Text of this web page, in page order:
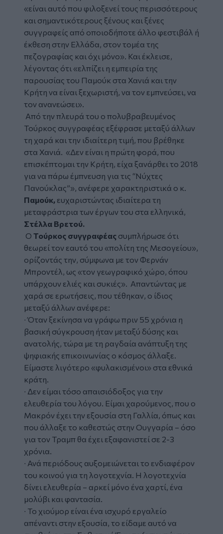
«είναι αυτό που φιλοξενεί τους περισσότερους
και σημαντικότερους ξένους και ξένες
συγγραφείς από οποιοδήποτε άλλο φεστιβάλ ή
έκθεση στην Ελλάδα, στον τομέα της
πεζογραφίας και όχι μόνο». Και έκλεισε,
λέγοντας ότι «ελπίζει η εμπειρία της
παρουσίας του Παμούκ στα Χανιά και την
Κρήτη να είναι ξεχωριστή, να τον εμπνεύσει, να
τον ανανεώσει».
Από την πλευρά του ο πολυβραβευμένος
Τούρκος συγγραφέας εξέφρασε μεταξύ άλλων
τη χαρά και την ιδιαίτερη τιμή, που βρέθηκε
στα Χανιά. «Δεν είναι η πρώτη φορά, που
επισκέπτομαι την Κρήτη, είχα ξανάρθει το 2018
για να πάρω έμπνευση για τις “Νύχτες
Πανούκλας”», ανέφερε χαρακτηριστικά ο κ.
Παμούκ, ευχαριστώντας ιδιαίτερα τη
μεταφράστρια των έργων του στα ελληνικά,
Στέλλα Βρετού.
Ο Τούρκος συγγραφέας συμπλήρωσε ότι
θεωρεί τον εαυτό του «πολίτη της Μεσογείου»,
ορίζοντάς την, σύμφωνα με τον Φερνάν
Μπροντέλ, ως «τον γεωγραφικό χώρο, όπου
υπάρχουν ελιές και συκιές». Απαντώντας με
χαρά σε ερωτήσεις, που τέθηκαν, ο ίδιος
μεταξύ άλλων ανέφερε:
∙ Όταν ξεκίνησα να γράφω πριν 55 χρόνια η
βασική σύγκρουση ήταν μεταξύ δύσης και
ανατολής, τώρα με τη ραγδαία ανάπτυξη της
ψηφιακής επικοινωνίας ο κόσμος άλλαξε.
Είμαστε λιγότερο «φυλακισμένοι» στα εθνικά
κράτη.
∙ Δεν είμαι τόσο απαισιόδοξος για την
ελευθερία του λόγου. Είμαι χαρούμενος, που ο
Μακρόν έχει την εξουσία στη Γαλλία, όπως και
που άλλαξε το καθεστώς στην Ουγγαρία – όσο
για τον Τραμπ θα έχει εξαφανιστεί σε 2-3
χρόνια.
∙ Ανά περιόδους αυξομειώνεται το ενδιαφέρον
του κοινού για τη λογοτεχνία. Η λογοτεχνία
δίνει ελευθερία – αρκεί μόνο ένα χαρτί, ένα
μολύβι και φαντασία.
∙ Το χιούμορ είναι ένα ισχυρό εργαλείο
απέναντι στην εξουσία, το είδαμε αυτό να